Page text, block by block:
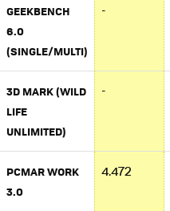
GEEKBENCH
6.0
(SINGLE/MULTI)
-
3D MARK (WILD
LIFE
UNLIMITED)
-
PCMAR WORK
3.0
4.472